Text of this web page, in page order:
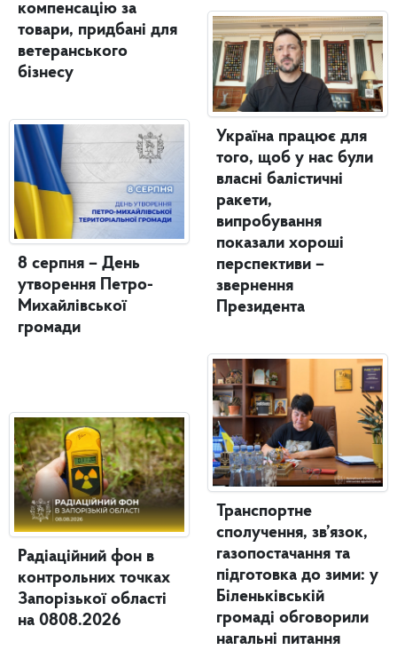
компенсацію за
товари, придбані для
ветеранського
бізнесу
8 серпня – День
утворення Петро-
Михайлівської
громади
Радіаційний фон в
контрольних точках
Запорізької області
на 0808.2026
Україна працює для
того, щоб у нас були
власні балістичні
ракети,
випробування
показали хороші
перспективи –
звернення
Президента
Транспортне
сполучення, зв’язок,
газопостачання та
підготовка до зими: у
Біленьківській
громаді обговорили
нагальні питання